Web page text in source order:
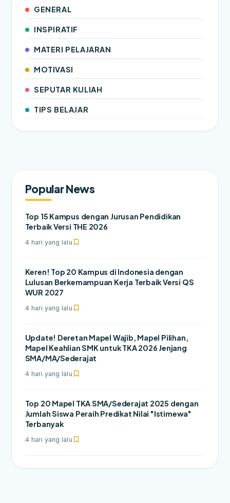
GENERAL
INSPIRATIF
MATERI PELAJARAN
MOTIVASI
SEPUTAR KULIAH
TIPS BELAJAR
Popular News
Top 15 Kampus dengan Jurusan Pendidikan
Terbaik Versi THE 2026
4 hari yang lalu
Keren! Top 20 Kampus di Indonesia dengan
Lulusan Berkemampuan Kerja Terbaik Versi QS
WUR 2027
4 hari yang lalu
Update! Deretan Mapel Wajib, Mapel Pilihan,
Mapel Keahlian SMK untuk TKA 2026 Jenjang
SMA/MA/Sederajat
4 hari yang lalu
Top 20 Mapel TKA SMA/Sederajat 2025 dengan
Jumlah Siswa Peraih Predikat Nilai "Istimewa"
Terbanyak
4 hari yang lalu